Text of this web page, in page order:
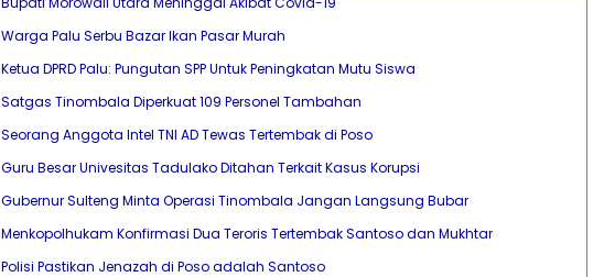
Warga Palu Serbu Bazar Ikan Pasar Murah
Ketua DPRD Palu: Pungutan SPP Untuk Peningkatan Mutu Siswa
Satgas Tinombala Diperkuat 109 Personel Tambahan
Seorang Anggota Intel TNI AD Tewas Tertembak di Poso
Guru Besar Univesitas Tadulako Ditahan Terkait Kasus Korupsi
Gubernur Sulteng Minta Operasi Tinombala Jangan Langsung Bubar
Menkopolhukam Konfirmasi Dua Teroris Tertembak Santoso dan Mukhtar
Polisi Pastikan Jenazah di Poso adalah Santoso